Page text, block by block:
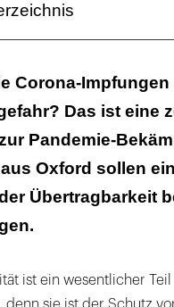
soll nach der
bei Streckung
Corona-Impfungen
Das ist eine
Pandemie-
Oxford sollen
Übertragbarkeit
ist ein wesentlicher